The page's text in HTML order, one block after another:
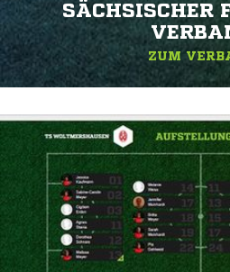
SÄCHSISCHER
ZUM